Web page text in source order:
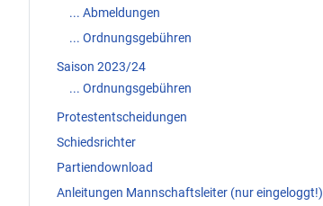
... Abmeldungen
... Ordnungsgebühren
Saison 2023/24
... Ordnungsgebühren
Protestentscheidungen
Schiedsrichter
Partiendownload
Anleitungen Mannschaftsleiter (nur eingeloggt!)